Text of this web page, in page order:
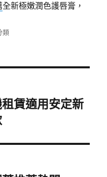
全新極嫩潤色護唇膏，
類
賃適用安定新